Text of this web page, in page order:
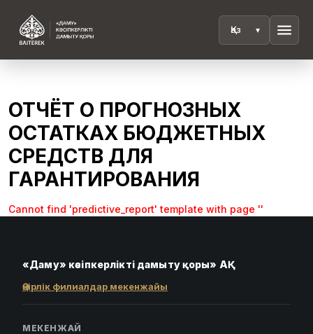
menu
ОТЧЁТ О ПРОГНОЗНЫХ
ОСТАТКАХ БЮДЖЕТНЫХ
СРЕДСТВ ДЛЯ
ГАРАНТИРОВАНИЯ
Cannot find 'predictive_report' template with page ''
«Даму» кәсіпкерлікті дамыту қоры» АҚ
Өңірлік филиалдар мекенжайы
МЕКЕНЖАЙ